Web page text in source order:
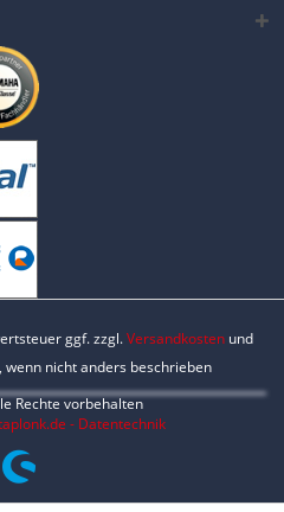
ggf. zzgl.Versandkosten und
nicht anders beschrieben
Rechte vorbehalten
- Datentechnik